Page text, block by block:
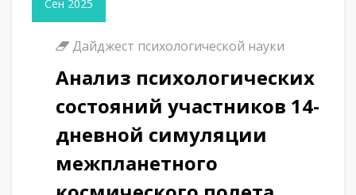
Сен 2025
Дайджест психологической науки
Анализ психологических
состояний участников 14-
дневной симуляции
межпланетного